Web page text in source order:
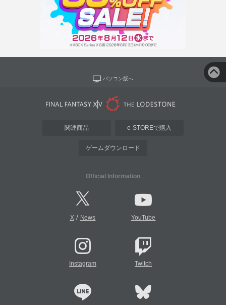
パソコン版へ
関連商品 e-STOREで購入
ゲームダウンロード
Official Information
X/ News YouTube
Instagram Twitch